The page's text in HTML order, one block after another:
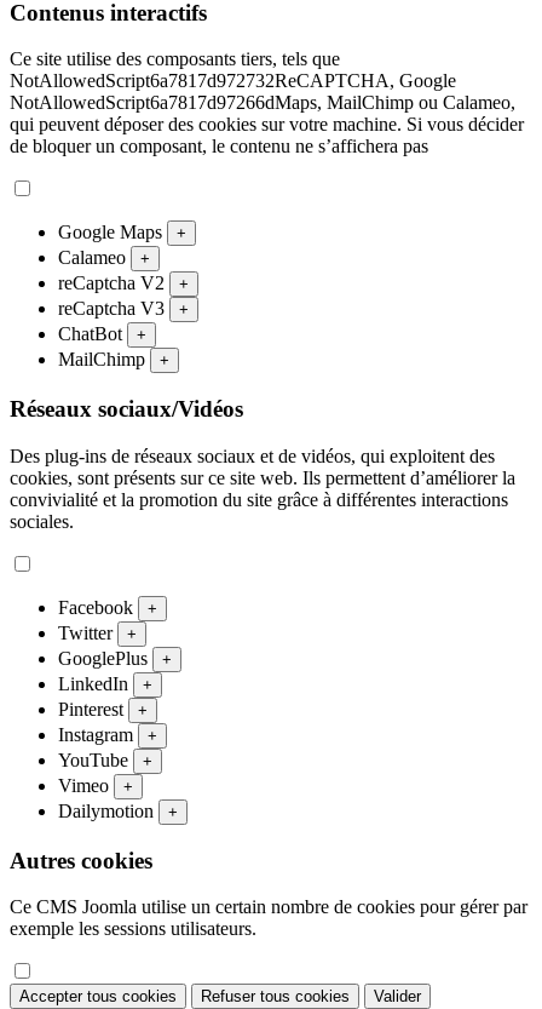
Contenus interactifs
Ce site utilise des composants tiers, tels que
NotAllowedScript6a7817d972732ReCAPTCHA, Google
NotAllowedScript6a7817d97266dMaps, MailChimp ou Calameo,
qui peuvent déposer des cookies sur votre machine. Si vous décider
de bloquer un composant, le contenu ne s’affichera pas
Google Maps +
Calameo +
reCaptcha V2 +
reCaptcha V3 +
ChatBot +
MailChimp +
Réseaux sociaux/Vidéos
Des plug-ins de réseaux sociaux et de vidéos, qui exploitent des
cookies, sont présents sur ce site web. Ils permettent d’améliorer la
convivialité et la promotion du site grâce à différentes interactions
sociales.
Facebook +
Twitter +
GooglePlus +
LinkedIn +
Pinterest +
Instagram +
YouTube +
Vimeo +
Dailymotion +
Autres cookies
Ce CMS Joomla utilise un certain nombre de cookies pour gérer par
exemple les sessions utilisateurs.
Accepter tous cookies Refuser tous cookies Valider